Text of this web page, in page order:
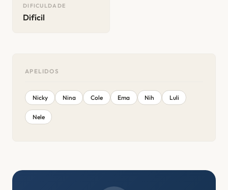
DIFICULDADE
Difícil
APELIDOS
Nicky Nina Cole Ema Nih Luli
Nele